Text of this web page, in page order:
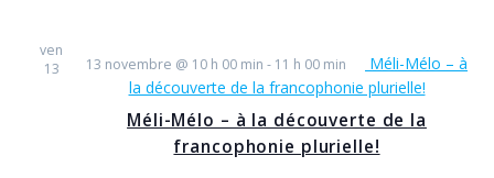
ven
13
Méli-Mélo – à la découverte de la
francophonie plurielle!
13 novembre @ 10 h 00 min - 11 h 00 min
Méli-Mélo – à
la découverte de la francophonie plurielle!